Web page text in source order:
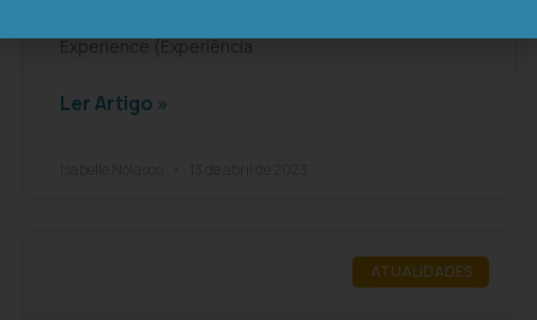
Experience (Experiência
Ler Artigo »
ATUALIDADES